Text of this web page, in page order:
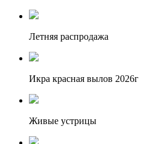
Летняя распродажа
Икра красная вылов 2026г
Живые устрицы